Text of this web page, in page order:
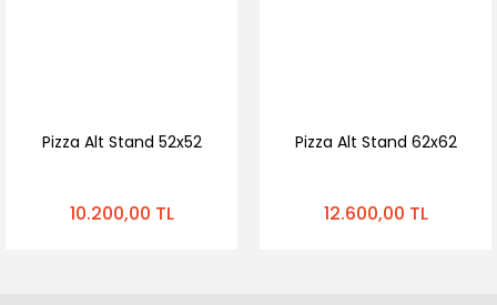
Pizza Alt Stand 52x52
10.200,00 TL
Pizza Alt Stand 62x62
12.600,00 TL